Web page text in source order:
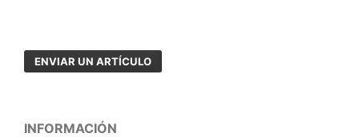
ENVIAR UN ARTÍCULO
INFORMACIÓN